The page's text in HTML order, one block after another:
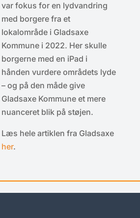
var fokus for en lydvandring
med borgere fra et
lokalområde i Gladsaxe
Kommune i 2022. Her skulle
borgerne med en iPad i
hånden vurdere områdets lyde
– og på den måde give
Gladsaxe Kommune et mere
nuanceret blik på støjen.
Læs hele artiklen fra Gladsaxe
her.